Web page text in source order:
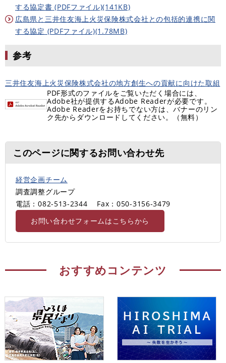
する協定書 (PDFファイル)(141KB)
広島県と三井住友海上火災保険株式会社との包括的連携に関
する協定 (PDFファイル)(1.78MB)
参考
三井住友海上火災保険株式会社の地方創生への貢献に向けた取組
PDF形式のファイルをご覧いただく場合には、
Adobe社が提供するAdobe Readerが必要です。
Adobe Readerをお持ちでない方は、バナーのリン
ク先からダウンロードしてください。（無料）
このページに関するお問い合わせ先
経営企画チーム
調査調整グループ
電話：082-513-2344
Fax：050-3156-3479
お問い合わせフォームはこちらから
おすすめコンテンツ